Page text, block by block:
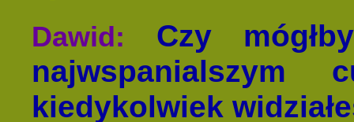
Dawid:
Czy
najwspanialszym
kiedykolwiek